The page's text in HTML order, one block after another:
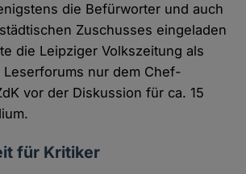
die Befür­worter und auch
Zuschusses einge­laden
die Leipziger Volks­zeitung als
Leser­forums nur dem Chef­
vor der Diskussion für ca. 15
für Kritiker